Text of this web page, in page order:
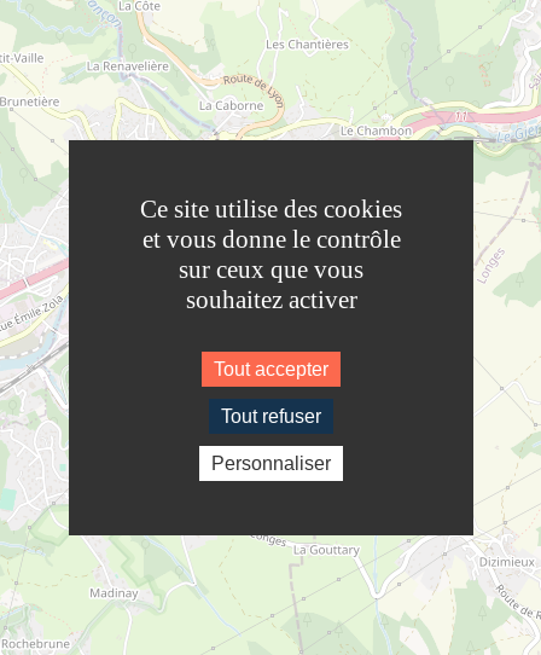
Ce site utilise des cookies
et vous donne le contrôle
sur ceux que vous
souhaitez activer
Tout accepter
Tout refuser
Personnaliser